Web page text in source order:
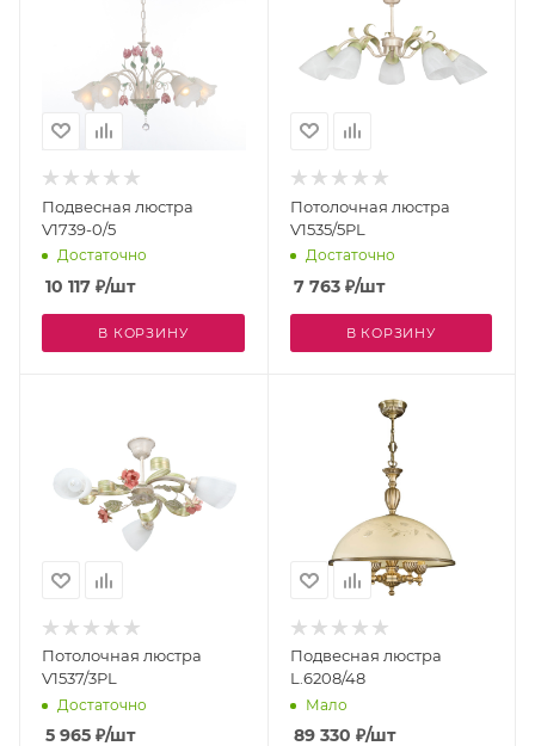
Подвесная люстра
V1739-0/5
Достаточно
10 117 ₽/шт
В КОРЗИНУ
Потолочная люстра
V1535/5PL
Достаточно
7 763₽/шт
В КОРЗИНУ
Потолочная люстра
V1537/3PL
Достаточно
5 965 ₽/шт
Подвесная люстра
L.6208/48
Мало
89 330 ₽/шт